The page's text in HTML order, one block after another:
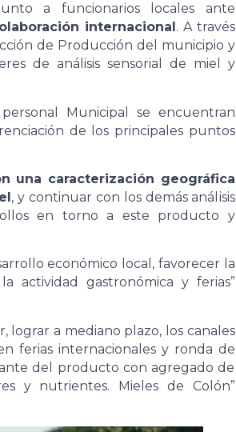
a funcionarios locales ante
internacional . A través
de Producción del municipio y
de análisis sensorial de miel y
Municipal se encuentran
de los principales puntos
una caracterización geográfica
, y continuar con los demás análisis
en torno a este producto y
económico local, favorecer la
actividad gastronómica y ferias”
a mediano plazo, los canales
ferias internacionales y ronda de
del producto con agregado de
y nutrientes. Mieles de Colón”